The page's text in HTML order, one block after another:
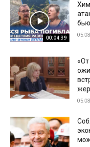
00:04:39